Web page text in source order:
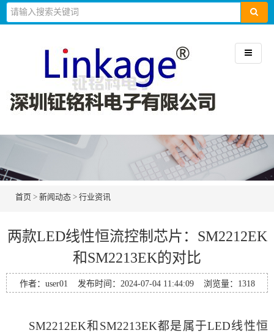
首页 > 新闻动态 > 行业资讯
两款LED线性恒流控制芯片：SM2212EK
和SM2213EK的对比
作者：user01 发布时间：2024-07-04 11:44:09 浏览量： 1318
SM2212EK和SM2213EK都是属于LED线性恒